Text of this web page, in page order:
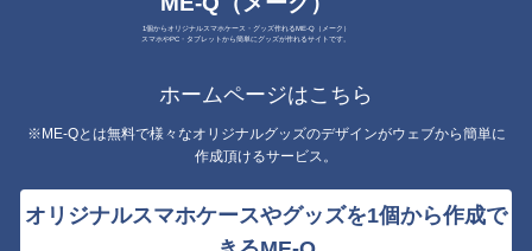
1個からオリジナルスマホケース・グッズ作れるME-Q（メーク）
スマホやPC・タブレットから簡単にグッズが作れるサイトです。
ホームページはこちら
※ME-Qとは無料で様々なオリジナルグッズのデザインがウェブから簡単に
作成頂けるサービス。
オリジナルスマホケースやグッズを1個から作成で